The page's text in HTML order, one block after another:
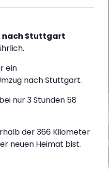
nach Stuttgart
ein
nach Stuttgart.
nur 3 Stunden 58
der 366 Kilometer
neuen Heimat bist.